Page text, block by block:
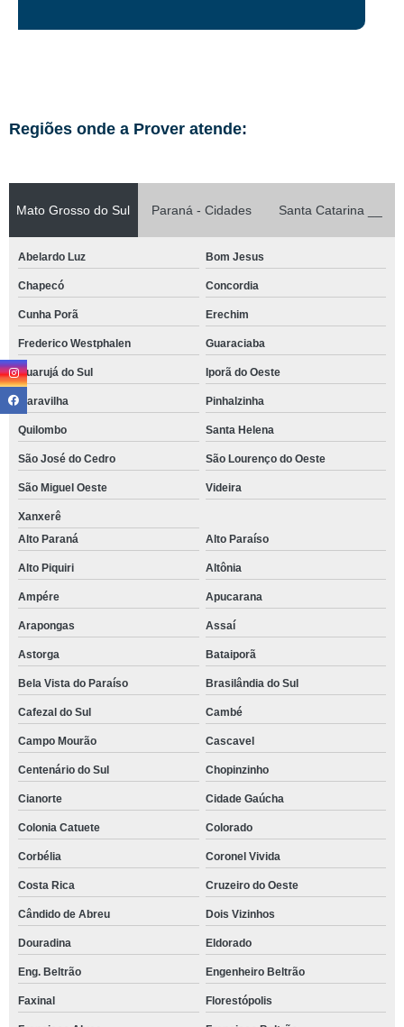
Regiões onde a Prover atende:
Mato Grosso do Sul Paraná - Cidades Santa Catarina __
Abelardo Luz Bom Jesus
Chapecó Concordia
Cunha Porã Erechim
Frederico Westphalen Guaraciaba
Guarujá do Sul Iporã do Oeste
Maravilha Pinhalzinha
Quilombo Santa Helena
São José do Cedro São Lourenço do Oeste
São Miguel Oeste Videira
Xanxerê
Alto Paraná
Alto Paraíso
Alto Piquiri Altônia
Ampére Apucarana
Arapongas Assaí
Astorga Bataiporã
Bela Vista do Paraíso Brasilândia do Sul
Cafezal do Sul Cambé
Campo Mourão Cascavel
Centenário do Sul Chopinzinho
Cianorte Cidade Gaúcha
Colonia Catuete Colorado
Corbélia Coronel Vivida
Costa Rica Cruzeiro do Oeste
Cândido de Abreu Dois Vizinhos
Douradina Eldorado
Eng. Beltrão Engenheiro Beltrão
Faxinal Florestópolis